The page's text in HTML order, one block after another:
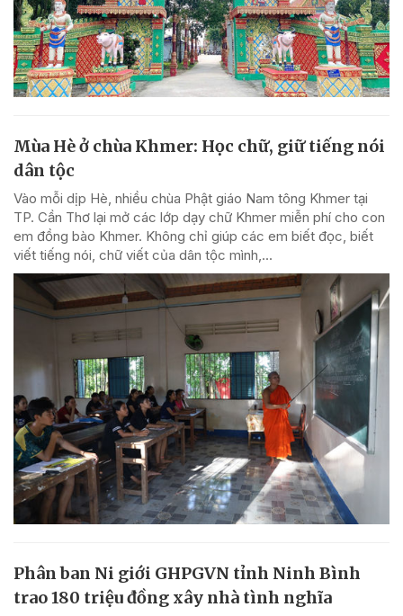
Mùa Hè ở chùa Khmer: Học chữ, giữ tiếng nói
dân tộc
Vào mỗi dịp Hè, nhiều chùa Phật giáo Nam tông Khmer tại
TP. Cần Thơ lại mở các lớp dạy chữ Khmer miễn phí cho con
em đồng bào Khmer. Không chỉ giúp các em biết đọc, biết
viết tiếng nói, chữ viết của dân tộc mình,...
Phân ban Ni giới GHPGVN tỉnh Ninh Bình
trao 180 triệu đồng xây nhà tình nghĩa